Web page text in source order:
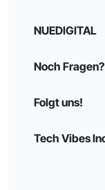
NUEDIGITAL
Noch Fragen?
Folgt uns!
Tech Vibes